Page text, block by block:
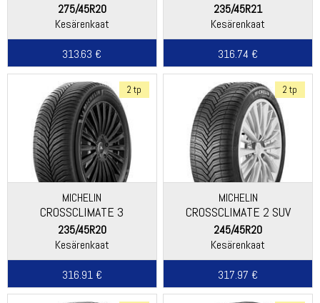
275/45R20
Kesärenkaat
313.63 €
235/45R21
Kesärenkaat
316.74 €
2 tp
MICHELIN
CROSSCLIMATE 3
235/45R20
Kesärenkaat
316.91 €
2 tp
MICHELIN
CROSSCLIMATE 2 SUV
245/45R20
Kesärenkaat
317.97 €